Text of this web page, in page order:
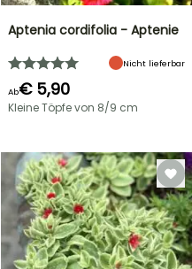
Aptenia cordifolia - Aptenie
Nicht lieferbar
Ab€ 5,90
Kleine Töpfe von 8/9 cm